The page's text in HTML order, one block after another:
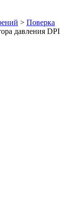
> Поверка
давления DPI